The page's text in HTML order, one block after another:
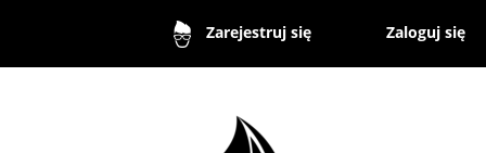
Zarejestruj się Zaloguj się